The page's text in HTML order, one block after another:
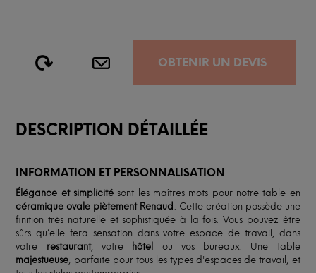
OBTENIR UN DEVIS
DESCRIPTION DÉTAILLÉE
INFORMATION ET PERSONNALISATION
Élégance et simplicité sont les maîtres mots pour notre table en
céramique ovale piètement Renaud
. Cette création possède une
finition très naturelle et sophistiquée à la fois. Vous pouvez être
sûrs qu’elle fera sensation dans votre espace de travail, dans
votre restaurant, votre hôtel
ou vos bureaux. Une table
majestueuse , parfaite pour tous les types d'espaces de travail, et